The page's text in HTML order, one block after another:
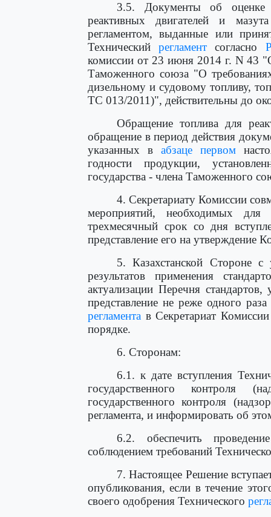
3.5. Документы об оценке
реактивных двигателей и
регламентом, выданные или
Техническийрегламент согласно
комиссии от 23 июня 2014 г. N 43
Таможенного союза "О
дизельному и судовому топливу,
ТС 013/2011)", действительны до
Обращение топлива для
обращение в период действия
указанных в абзаце первом
годности продукции,
государства - члена Таможенного
4. Секретариату Комиссии
мероприятий, необходимых для
трехмесячный срок со дня
представление его на утверждение
5. Казахстанской Стороне
результатов применения
актуализации Перечня
представление не реже одного
регламента в Секретариат
порядке.
6. Сторонам:
6.1. к дате вступления
государственного контроля
государственного контроля
регламента, и информировать об
6.2. обеспечить
соблюдением требований
7. Настоящее Решение
опубликования, если в течение
своего одобрения Технического